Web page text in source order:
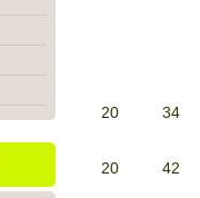
20 34
20 42